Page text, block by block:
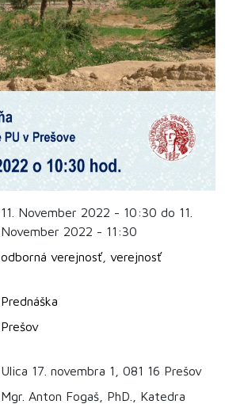
11. November 2022 - 10:30 do 11.
November 2022 - 11:30
odborná verejnosť, verejnosť
Prednáška
Prešov
Ulica 17. novembra 1, 081 16 Prešov
Mgr. Anton Fogaš, PhD., Katedra